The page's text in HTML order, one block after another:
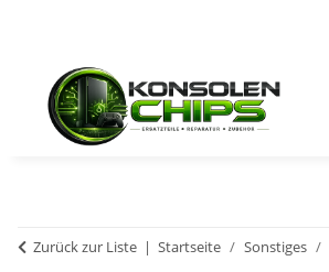
Zurück zur Liste Startseite Sonstiges